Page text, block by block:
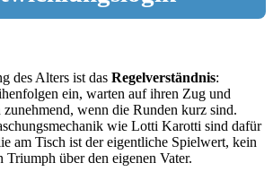
des Alters ist das Regelverständnis:
ein, warten auf ihren Zug und
zunehmend, wenn die Runden kurz sind.
wie Lotti Karotti sind dafür
am Tisch ist der eigentliche Spielwert, kein
Triumph über den eigenen Vater.